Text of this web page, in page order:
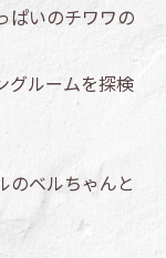
ぱいのチワワの
グルームを探検
のベルちゃんと